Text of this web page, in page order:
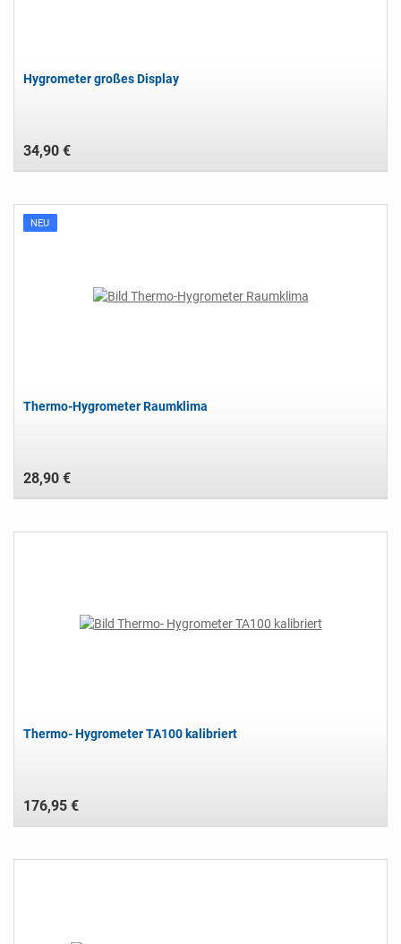
Hygrometer großes Display
34,90 €
NEU
Thermo-Hygrometer Raumklima
28,90 €
Thermo- Hygrometer TA100 kalibriert
176,95 €